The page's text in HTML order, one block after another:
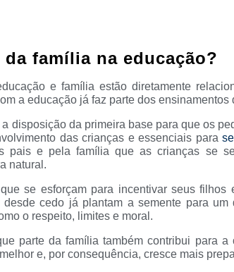
família na educação?
e família estão diretamente
a educação já faz parte dos
disposição da primeira base para que os
das crianças e essenciais para
pais e pela família que as crianças se
natural.
se esforçam para incentivar seus
desde cedo já plantam a semente para
o respeito, limites e moral.
parte da família também contribui para
e, por consequência, cresce mais